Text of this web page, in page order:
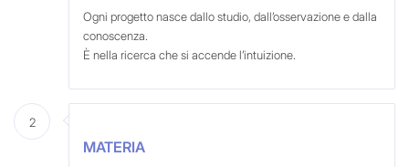
Ogni progetto nasce dallo studio, dall’osservazione e dalla
conoscenza.
È nella ricerca che si accende l’intuizione.
2
MATERIA